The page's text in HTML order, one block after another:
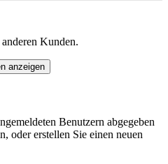
Kunden.
anzeigen
Benutzern abgegeben
oder erstellen Sie einen neuen